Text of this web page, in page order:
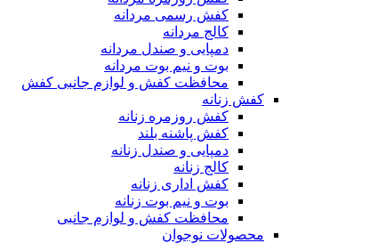
کفش رسمی مردانه
کالج مردانه
دمپایی و صندل مردانه
بوت و نیم بوت مردانه
محافظت کفش و لوازم جانبی کفش
کفش زنانه
کفش روزمره زنانه
کفش پاشنه بلند
دمپایی و صندل زنانه
کالج زنانه
کفش اداری زنانه
بوت و نیم بوت زنانه
محافظت کفش و لوازم جانبی
محصولات نوجوان